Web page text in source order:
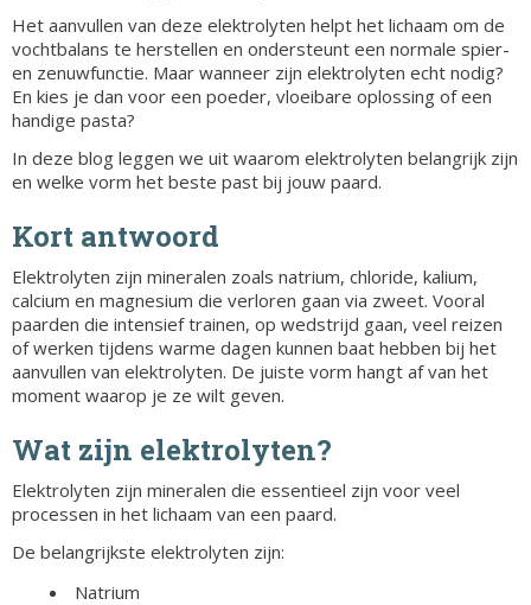
Het aanvullen van deze elektrolyten helpt het lichaam om de
vochtbalans te herstellen en ondersteunt een normale spier-
en zenuwfunctie. Maar wanneer zijn elektrolyten echt nodig?
En kies je dan voor een poeder, vloeibare oplossing of een
handige pasta?
In deze blog leggen we uit waarom elektrolyten belangrijk zijn
en welke vorm het beste past bij jouw paard.
Kort antwoord
Elektrolyten zijn mineralen zoals natrium, chloride, kalium,
calcium en magnesium die verloren gaan via zweet. Vooral
paarden die intensief trainen, op wedstrijd gaan, veel reizen
of werken tijdens warme dagen kunnen baat hebben bij het
aanvullen van elektrolyten. De juiste vorm hangt af van het
moment waarop je ze wilt geven.
Wat zijn elektrolyten?
Elektrolyten zijn mineralen die essentieel zijn voor veel
processen in het lichaam van een paard.
De belangrijkste elektrolyten zijn:
Natrium